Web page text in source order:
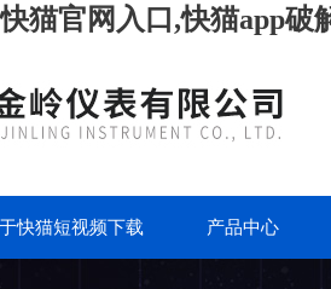
猫官网入口,快猫app
快猫短视频下载 产品中心